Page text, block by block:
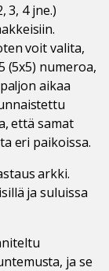
3, 4 jne.)
voit valita,
(5x5) numeroa,
aikaa
että samat
eri paikoissa.
arkki.
ja suluissa
ja se